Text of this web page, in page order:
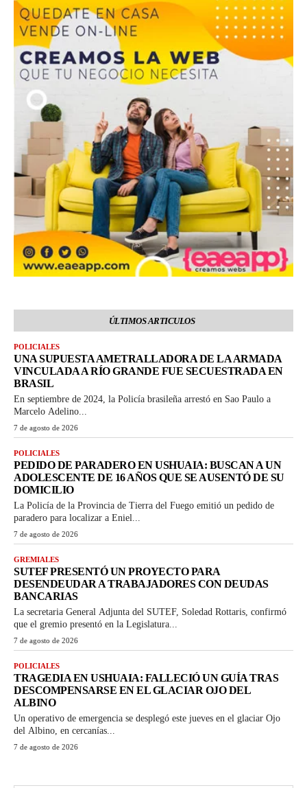
ÚLTIMOS ARTICULOS
POLICIALES
UNA SUPUESTA AMETRALLADORA DE LA ARMADA
VINCULADA A RÍO GRANDE FUE SECUESTRADA EN
BRASIL
En septiembre de 2024, la Policía brasileña arrestó en Sao Paulo a
Marcelo Adelino...
7 de agosto de 2026
POLICIALES
PEDIDO DE PARADERO EN USHUAIA: BUSCAN A UN
ADOLESCENTE DE 16 AÑOS QUE SE AUSENTÓ DE SU
DOMICILIO
La Policía de la Provincia de Tierra del Fuego emitió un pedido de
paradero para localizar a Eniel...
7 de agosto de 2026
GREMIALES
SUTEF PRESENTÓ UN PROYECTO PARA
DESENDEUDAR A TRABAJADORES CON DEUDAS
BANCARIAS
La secretaria General Adjunta del SUTEF, Soledad Rottaris, confirmó
que el gremio presentó en la Legislatura...
7 de agosto de 2026
POLICIALES
TRAGEDIA EN USHUAIA: FALLECIÓ UN GUÍA TRAS
DESCOMPENSARSE EN EL GLACIAR OJO DEL
ALBINO
Un operativo de emergencia se desplegó este jueves en el glaciar Ojo
del Albino, en cercanías...
7 de agosto de 2026